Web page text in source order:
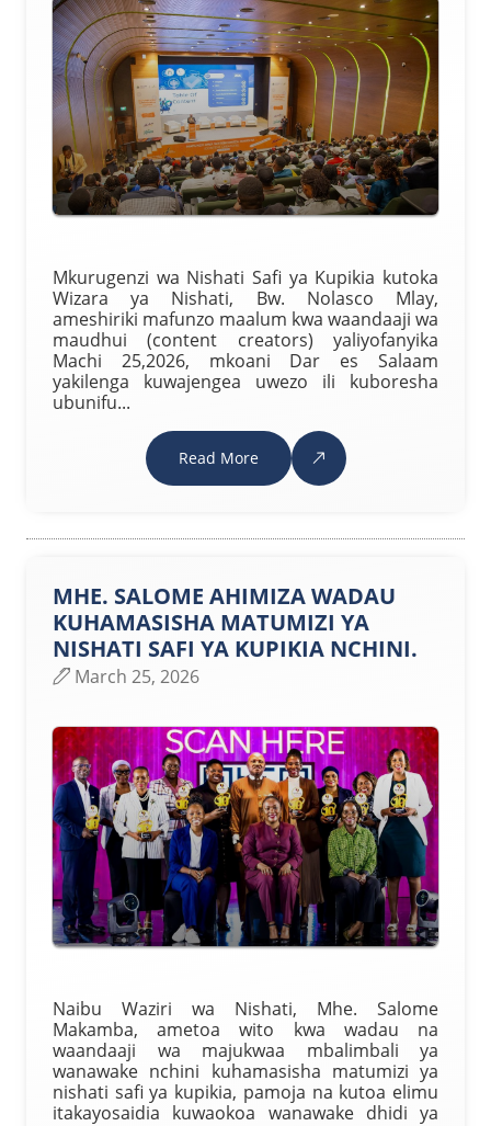
Mkurugenzi wa Nishati Safi ya Kupikia kutoka
Wizara ya Nishati, Bw. Nolasco Mlay,
ameshiriki mafunzo maalum kwa waandaaji wa
maudhui (content creators) yaliyofanyika
Machi 25,2026, mkoani Dar es Salaam
yakilenga kuwajengea uwezo ili kuboresha
ubunifu...
Read More
MHE. SALOME AHIMIZA WADAU
KUHAMASISHA MATUMIZI YA
NISHATI SAFI YA KUPIKIA NCHINI.
March 25, 2026
Naibu Waziri wa Nishati, Mhe. Salome
Makamba, ametoa wito kwa wadau na
waandaaji wa majukwaa mbalimbali ya
wanawake nchini kuhamasisha matumizi ya
nishati safi ya kupikia, pamoja na kutoa elimu
itakayosaidia kuwaokoa wanawake dhidi ya